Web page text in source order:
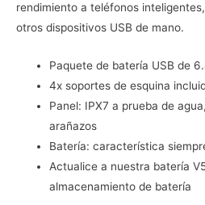
rendimiento a teléfonos
otros dispositivos USB de mano.
Paquete de batería USB de
4x soportes de esquina
Panel: IPX7 a prueba de
arañazos
Batería: característica
Actualice a nuestra batería
almacenamiento de batería